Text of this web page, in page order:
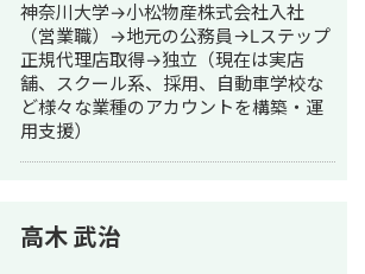
神奈川大学→小松物産株式会社入社
（営業職）→地元の公務員→Lステップ
正規代理店取得→独立（現在は実店
舗、スクール系、採用、自動車学校な
ど様々な業種のアカウントを構築・運
用支援）
高木 武治